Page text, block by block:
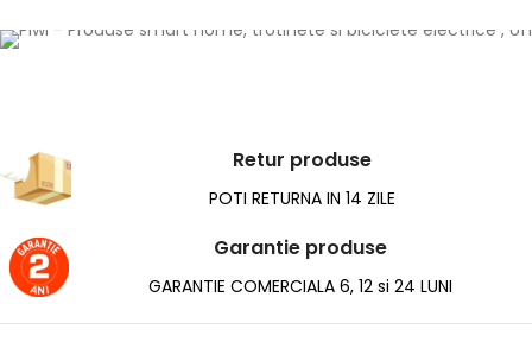
Retur produse
POTI RETURNA IN 14 ZILE
Garantie produse
GARANTIE COMERCIALA 6, 12 si 24 LUNI